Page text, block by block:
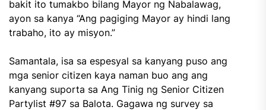
bakit ito tumakbo bilang Mayor ng Nabalawag,
ayon sa kanya “Ang pagiging Mayor ay hindi lang
trabaho, ito ay misyon.”
Samantala, isa sa espesyal sa kanyang puso ang
mga senior citizen kaya naman buo ang ang
kanyang suporta sa Ang Tinig ng Senior Citizen
Partylist #97 sa Balota. Gagawa ng survey sa